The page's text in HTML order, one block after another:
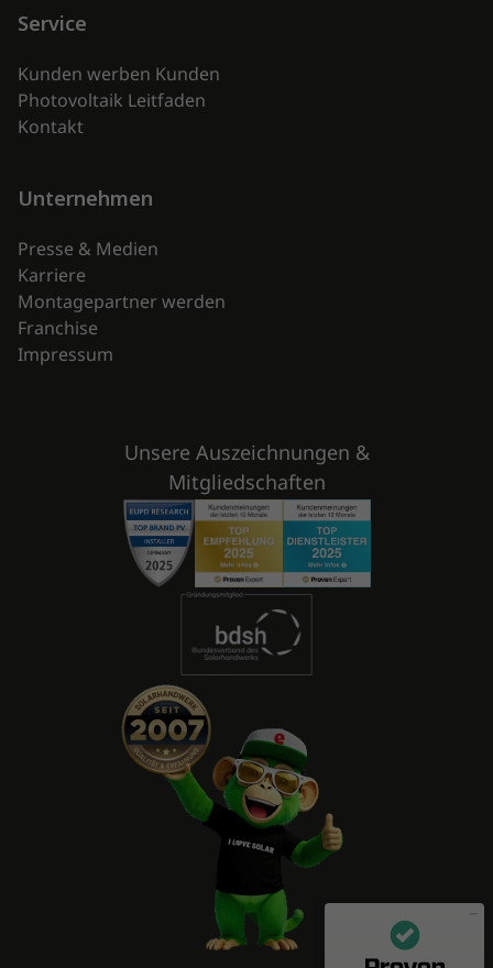
Service
Kunden werben Kunden
Photovoltaik Leitfaden
Kontakt
Unternehmen
Presse & Medien
Karriere
Montagepartner werden
Franchise
Impressum
Unsere Auszeichnungen &
Mitgliedschaften
Mitarbeiterbewertungen zu
enerix - Arbeiten in der Photovoltaikbranche
(11 Profile)
100%
Empfehlungen auf
ProvenEmployer.com
SEHR GUT
4,55 / 5,00